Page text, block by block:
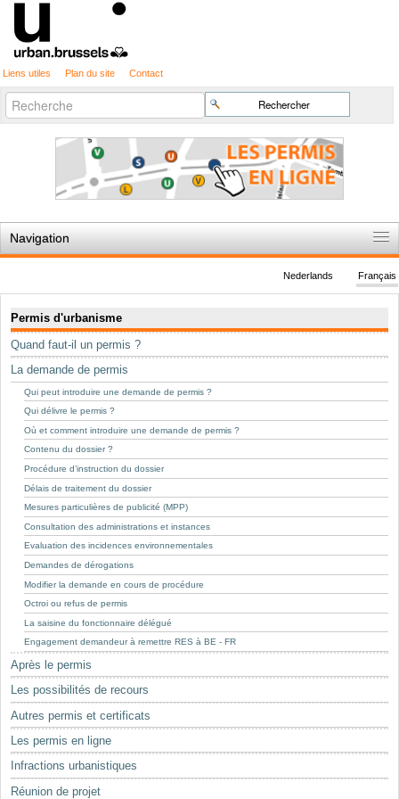
Liens utiles Plan du site Contact
Chercher par
Recherche
avancée…
Navigation
Règles du jeu
Permis d'urbanisme
Cartographie
Etudes et publications
Mots-clés
Renseignements urbanistiques
Français
Nederlands
Permis d'urbanisme
Quand faut-il un permis ?
La demande de permis
Qui peut introduire une demande de permis ?
Qui délivre le permis ?
Où et comment introduire une demande de permis ?
Contenu du dossier ?
Procédure d’instruction du dossier
Délais de traitement du dossier
Mesures particulières de publicité (MPP)
Consultation des administrations et instances
Evaluation des incidences environnementales
Demandes de dérogations
Modifier la demande en cours de procédure
Octroi ou refus de permis
La saisine du fonctionnaire délégué
Engagement demandeur à remettre RES à BE - FR
Après le permis
Les possibilités de recours
Autres permis et certificats
Les permis en ligne
Infractions urbanistiques
Réunion de projet